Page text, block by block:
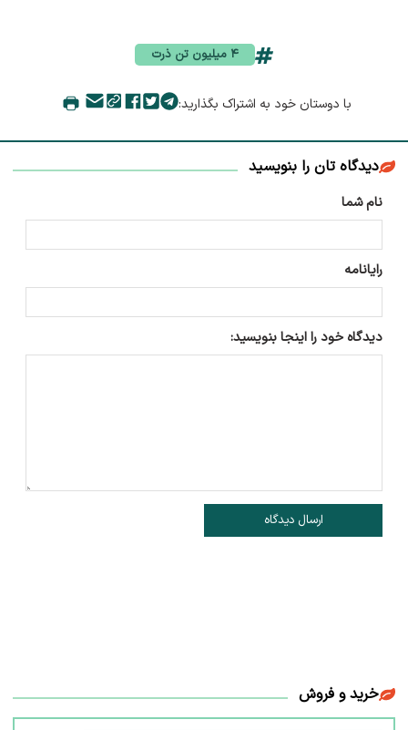
۴ میلیون تن ذرت
با دوستان خود به اشتراک بگذارید:
دیدگاه تان را بنویسید
نام شما
رایانامه
دیدگاه خود را اینجا بنویسید:
ارسال دیدگاه
خرید و فروش